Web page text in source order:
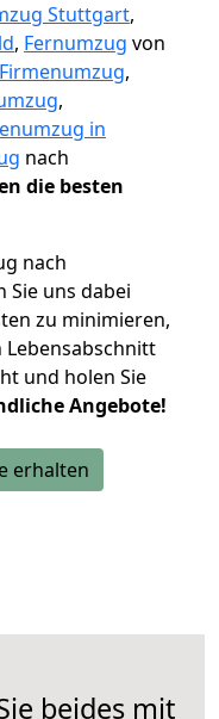
Stuttgart,
, Fernumzug von
Firmenumzug,
,
in
nach
die besten
nach
Sie uns dabei
zu minimieren,
Lebensabschnitt
und holen Sie
Angebote!
erhalten
beides mit